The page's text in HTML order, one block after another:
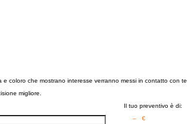
che mostrano interesse verranno messi in contatto con
migliore.
Il tuo preventivo è di:
– €